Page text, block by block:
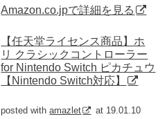
Amazon.co.jpで詳細を見る
【任天堂ライセンス商品】ホ
リ クラシックコントローラー
for Nintendo Switch ピカチュウ
【Nintendo Switch対応】
posted withamazlet at 19.01.10